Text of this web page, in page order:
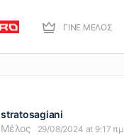
ΓΙΝΕ ΜΕΛΟΣ
stratosagiani
Μέλος
29/08/2024 at 9:17 πμ